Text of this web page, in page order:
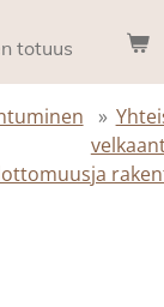
totuus
»
ja